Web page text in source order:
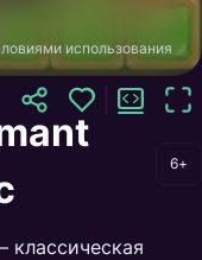
использования
6+
классическая